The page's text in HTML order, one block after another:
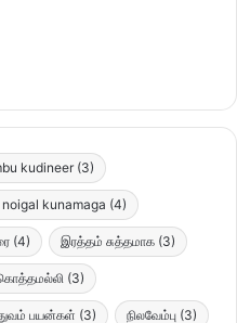
kudineer (3)
kunamaga (4)
(4) இரத்தம் சுத்தமாக (3)
(3)
பயன்கள் (3) நிலவேம்பு (3)